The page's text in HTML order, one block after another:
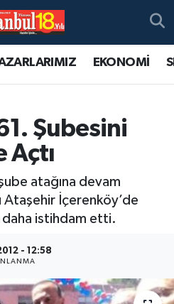
EKONOMİ
Şubesini
Açtı
atağına devam
Ataşehir İçerenköy’de
daha istihdam etti.
- 12:58